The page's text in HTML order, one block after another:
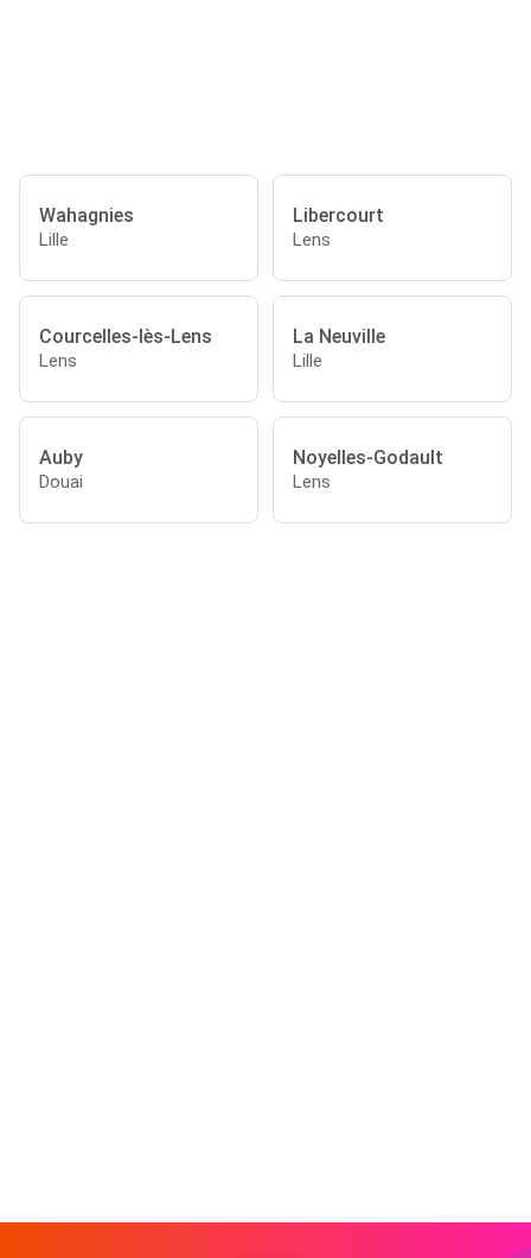
Wahagnies
Lille
Libercourt
Lens
Courcelles-lès-Lens
Lens
La Neuville
Lille
Auby
Douai
Noyelles-Godault
Lens